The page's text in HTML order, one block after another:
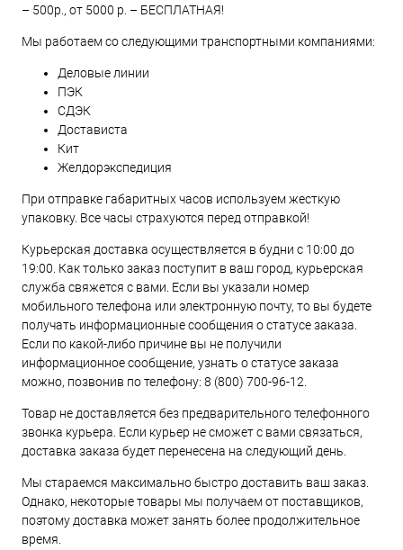
– 500р., от 5000 р. – БЕСПЛАТНАЯ!
Мы работаем со следующими транспортными компаниями:
Деловые линии
ПЭК
СДЭК
Достависта
Кит
Желдорэкспедиция
При отправке габаритных часов используем жесткую
упаковку. Все часы страхуются перед отправкой!
Курьерская доставка осуществляется в будни с 10:00 до
19:00. Как только заказ поступит в ваш город, курьерская
служба свяжется с вами. Если вы указали номер
мобильного телефона или электронную почту, то вы будете
получать информационные сообщения о статусе заказа.
Если по какой-либо причине вы не получили
информационное сообщение, узнать о статусе заказа
можно, позвонив по телефону: 8 (800) 700-96-12.
Товар не доставляется без предварительного телефонного
звонка курьера. Если курьер не сможет с вами связаться,
доставка заказа будет перенесена на следующий день.
Мы стараемся максимально быстро доставить ваш заказ.
Однако, некоторые товары мы получаем от поставщиков,
поэтому доставка может занять более продолжительное
время.